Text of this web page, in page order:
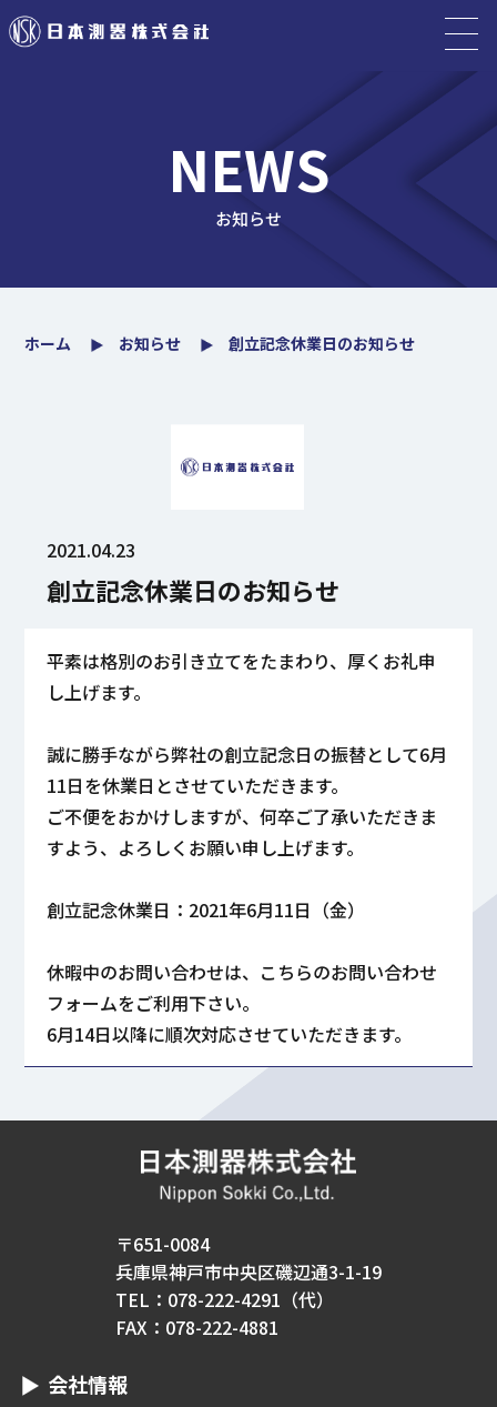
NEWS
お知らせ
ホーム お知らせ 創立記念休業日のお知らせ
2021.04.23
創立記念休業日のお知らせ
平素は格別のお引き立てをたまわり、厚くお礼申
し上げます。
誠に勝手ながら弊社の創立記念日の振替として6月
11日を休業日とさせていただきます。
ご不便をおかけしますが、何卒ご了承いただきま
すよう、よろしくお願い申し上げます。
創立記念休業日：2021年6月11日（金）
休暇中のお問い合わせは、こちらのお問い合わせ
フォームをご利用下さい。
6月14日以降に順次対応させていただきます。
〒651-0084
兵庫県神戸市中央区磯辺通3-1-19
TEL：078-222-4291（代）
FAX：078-222-4881
会社情報